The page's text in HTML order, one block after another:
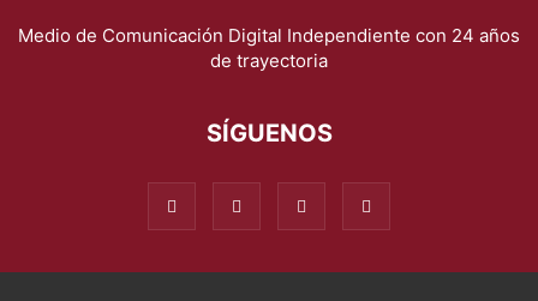
Medio de Comunicación Digital Independiente con 24 años
de trayectoria
SÍGUENOS